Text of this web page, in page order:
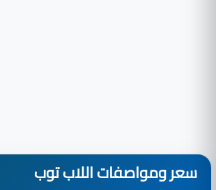
سعر ومواصفات اللاب توب